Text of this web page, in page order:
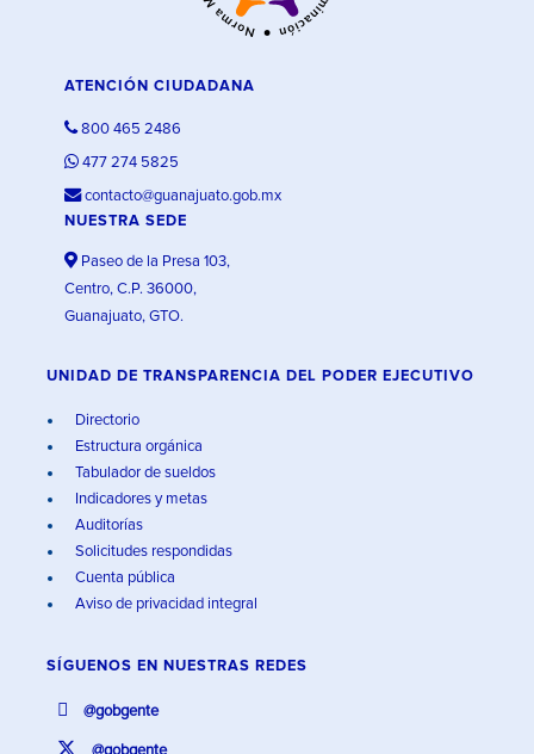
ATENCIÓN CIUDADANA
800 465 2486
477 274 5825
contacto@guanajuato.gob.mx
NUESTRA SEDE
Paseo de la Presa 103,
Centro, C.P. 36000,
Guanajuato, GTO.
UNIDAD DE TRANSPARENCIA DEL PODER EJECUTIVO
Directorio
Estructura orgánica
Tabulador de sueldos
Indicadores y metas
Auditorías
Solicitudes respondidas
Cuenta pública
Aviso de privacidad integral
SÍGUENOS EN NUESTRAS REDES
@gobgente
@gobgente